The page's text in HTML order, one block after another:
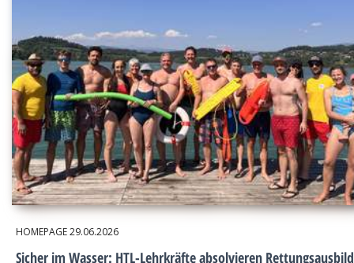
HOMEPAGE29.06.2026
Sicher im Wasser: HTL-Lehrkräfte absolvieren